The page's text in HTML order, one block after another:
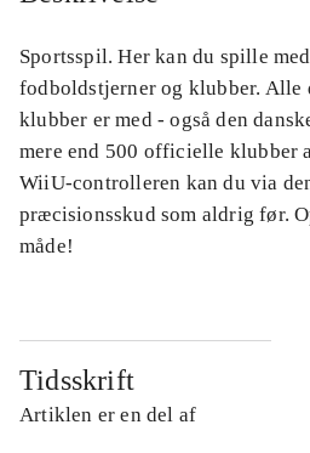
Sportsspil. Her kan du spille
fodboldstjerner og klubber. Alle
klubber er med - også den
mere end 500 officielle klubber
WiiU-controlleren kan du via
præcisionsskud som aldrig før.
måde!
Tidsskrift
Artiklen er en del af